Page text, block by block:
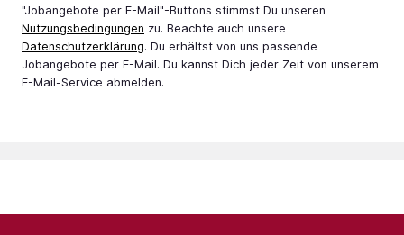
"Jobangebote per E-Mail"-Buttons stimmst Du unseren
Nutzungsbedingungen zu. Beachte auch unsere
Datenschutzerklärung. Du erhältst von uns passende
Jobangebote per E-Mail. Du kannst Dich jeder Zeit von unserem
E-Mail-Service abmelden.